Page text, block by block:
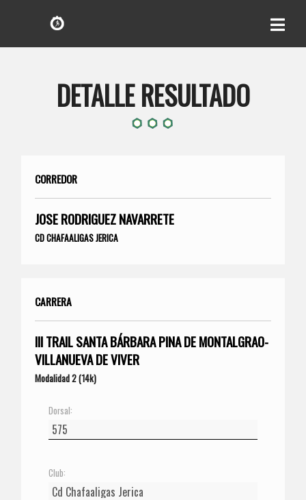
DETALLE RESULTADO
CORREDOR
JOSE RODRIGUEZ NAVARRETE
CD CHAFAALIGAS JERICA
CARRERA
III TRAIL SANTA BÁRBARA PINA DE MONTALGRAO-
VILLANUEVA DE VIVER
Modalidad 2 (14k)
Dorsal:
Club: